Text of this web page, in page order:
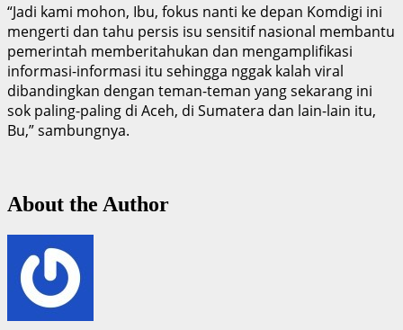
“Jadi kami mohon, Ibu, fokus nanti ke depan Komdigi ini
mengerti dan tahu persis isu sensitif nasional membantu
pemerintah memberitahukan dan mengamplifikasi
informasi-informasi itu sehingga nggak kalah viral
dibandingkan dengan teman-teman yang sekarang ini
sok paling-paling di Aceh, di Sumatera dan lain-lain itu,
Bu,” sambungnya.
About the Author